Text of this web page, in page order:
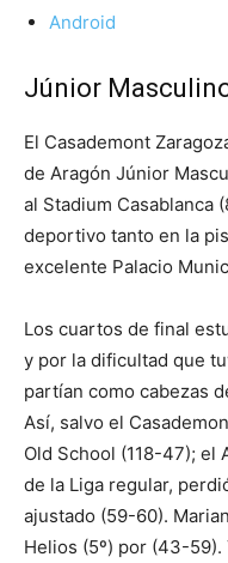
Android
Júnior
El Casademont
de Aragón Júnior
al Stadium Casablanca
deportivo tanto en la
excelente Palacio
Los cuartos de final
y por la dificultad que
partían como cabezas
Así, salvo el
Old School (118-47); el
de la Liga regular,
ajustado (59-60).
Helios (5º) por (43-59).